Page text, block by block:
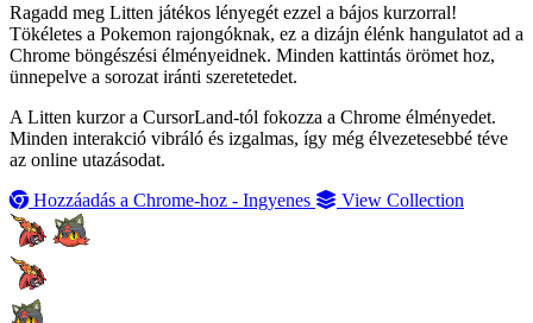
Ragadd meg Litten játékos lényegét ezzel a bájos kurzorral!
Tökéletes a Pokemon rajongóknak, ez a dizájn élénk hangulatot ad a
Chrome böngészési élményeidnek. Minden kattintás örömet hoz,
ünnepelve a sorozat iránti szeretetedet.
A Litten kurzor a CursorLand-tól fokozza a Chrome élményedet.
Minden interakció vibráló és izgalmas, így még élvezetesebbé téve
az online utazásodat.
Hozzáadás a Chrome-hoz - Ingyenes
View Collection